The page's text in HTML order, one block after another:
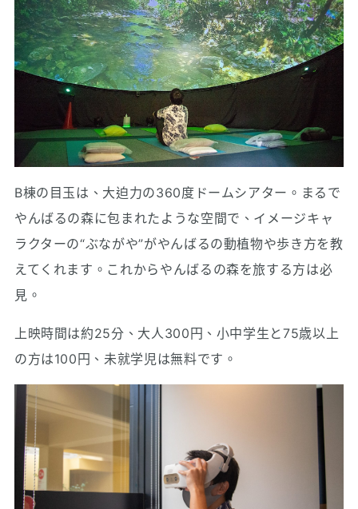
B棟の目玉は、大迫力の360度ドームシアター。まるで
やんばるの森に包まれたような空間で、イメージキャ
ラクターの“ぶながや”がやんばるの動植物や歩き方を教
えてくれます。これからやんばるの森を旅する方は必
見。
上映時間は約25分、大人300円、小中学生と75歳以上
の方は100円、未就学児は無料です。